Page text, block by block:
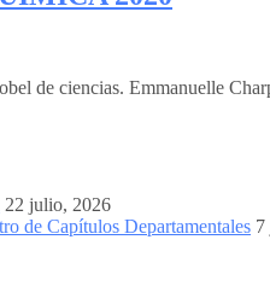
de ciencias. Emmanuelle
22 julio, 2026
de Capítulos Departamentales 7